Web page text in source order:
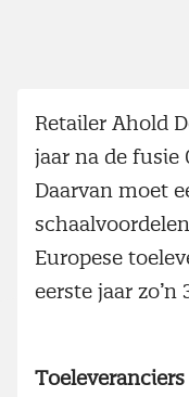
Retailer Ahold
jaar na de fusie
Daarvan moet
Europese
eerste jaar
Toeleveranciers